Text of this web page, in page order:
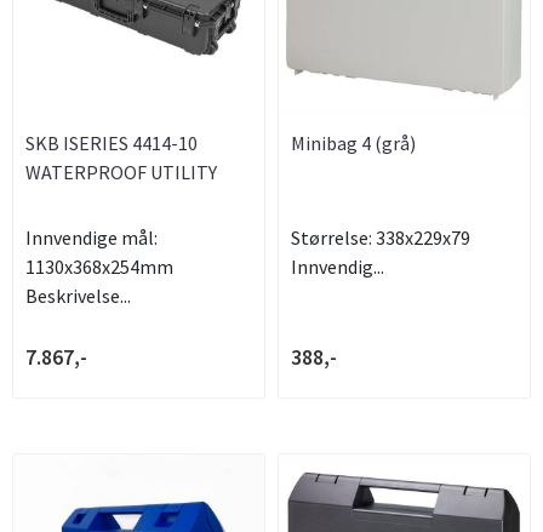
SKB ISERIES 4414-10
WATERPROOF UTILITY
Innvendige mål:
1130x368x254mm
Beskrivelse...
7.867,-
Minibag 4 (grå)
Størrelse: 338x229x79
Innvendig...
388,-